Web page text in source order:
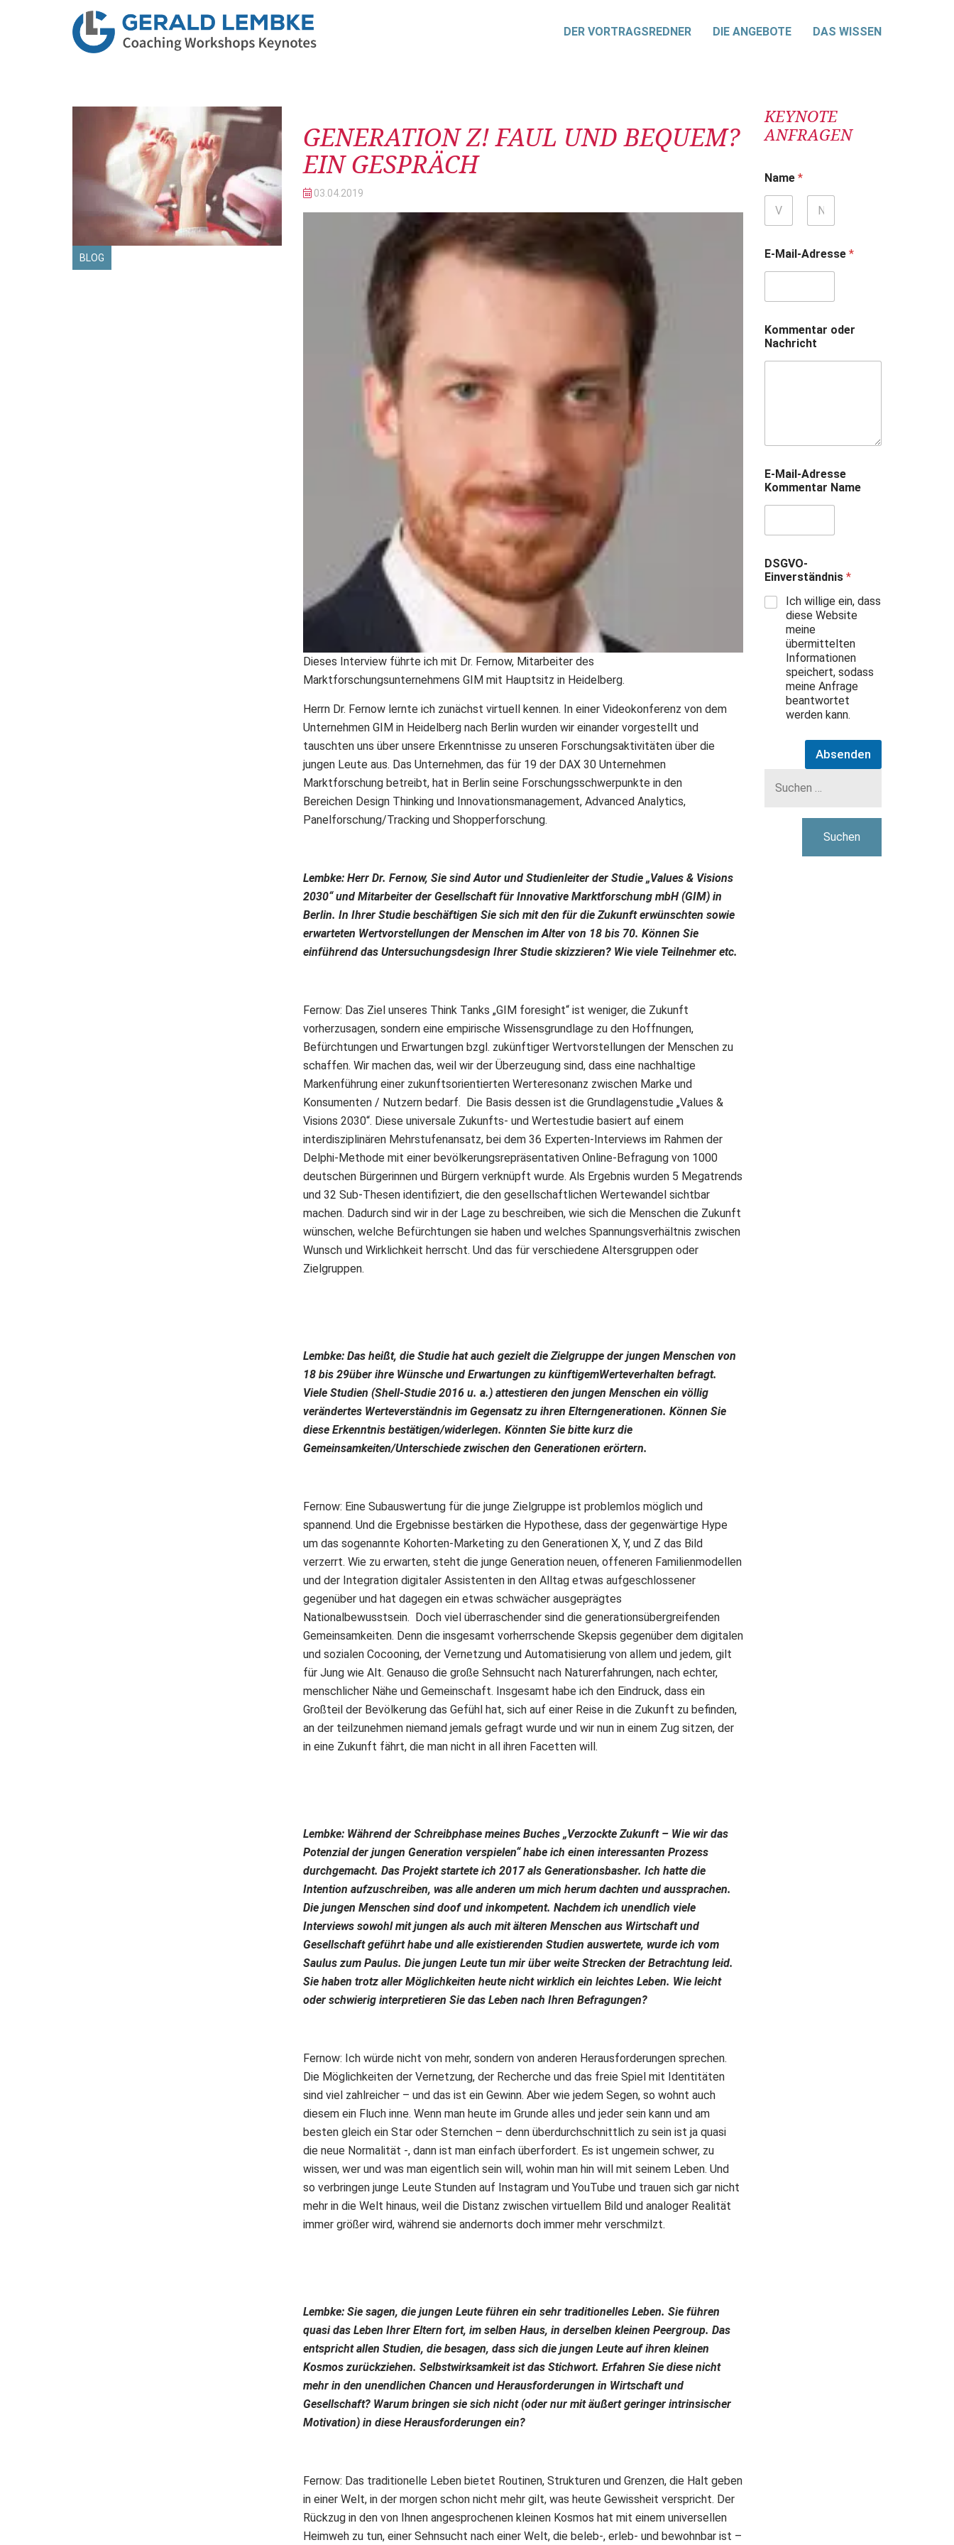
DER VORTRAGSREDNER DIE ANGEBOTE DAS WISSEN
BLOG
GENERATION Z! FAUL UND BEQUEM?
EIN GESPRÄCH
03.04. 2019
Dieses Interview führte ich mit Dr. Fernow, Mitarbeiter des
Marktforschungsunternehmens GIM mit Hauptsitz in Heidelberg.
Herrn Dr. Fernow lernte ich zunächst virtuell kennen. In einer Videokonferenz von dem
Unternehmen GIM in Heidelberg nach Berlin wurden wir einander vorgestellt und
tauschten uns über unsere Erkenntnisse zu unseren Forschungsaktivitäten über die
jungen Leute aus. Das Unternehmen, das für 19 der DAX 30 Unternehmen
Marktforschung betreibt, hat in Berlin seine Forschungsschwerpunkte in den
Bereichen Design Thinking und Innovationsmanagement, Advanced Analytics,
Panelforschung/Tracking und Shopperforschung.
Lembke: Herr Dr. Fernow, Sie sind Autor und Studienleiter der Studie „Values & Visions
2030“ und Mitarbeiter der Gesellschaft für Innovative Marktforschung mbH (GIM) in
Berlin. In Ihrer Studie beschäftigen Sie sich mit den für die Zukunft erwünschten sowie
erwarteten Wertvorstellungen der Menschen im Alter von 18 bis 70. Können Sie
einführend das Untersuchungsdesign Ihrer Studie skizzieren? Wie viele Teilnehmer etc.
Fernow: Das Ziel unseres Think Tanks „GIM foresight“ ist weniger, die Zukunft
vorherzusagen, sondern eine empirische Wissensgrundlage zu den Hoffnungen,
Befürchtungen und Erwartungen bzgl. zukünftiger Wertvorstellungen der Menschen zu
schaffen. Wir machen das, weil wir der Überzeugung sind, dass eine nachhaltige
Markenführung einer zukunftsorientierten Werteresonanz zwischen Marke und
Konsumenten / Nutzern bedarf. Die Basis dessen ist die Grundlagenstudie „Values &
Visions 2030“. Diese universale Zukunfts- und Wertestudie basiert auf einem
interdisziplinären Mehrstufenansatz, bei dem 36 Experten-Interviews im Rahmen der
Delphi-Methode mit einer bevölkerungsrepräsentativen Online-Befragung von 1000
deutschen Bürgerinnen und Bürgern verknüpft wurde. Als Ergebnis wurden 5 Megatrends
und 32 Sub-Thesen identifiziert, die den gesellschaftlichen Wertewandel sichtbar
machen. Dadurch sind wir in der Lage zu beschreiben, wie sich die Menschen die Zukunft
wünschen, welche Befürchtungen sie haben und welches Spannungsverhältnis zwischen
Wunsch und Wirklichkeit herrscht. Und das für verschiedene Altersgruppen oder
Zielgruppen.
Lembke: Das heißt, die Studie hat auch gezielt die Zielgruppe der jungen Menschen von
18 bis 29über ihre Wünsche und Erwartungen zu künftigemWerteverhalten befragt.
Viele Studien (Shell-Studie 2016 u. a.) attestieren den jungen Menschen ein völlig
verändertes Werteverständnis im Gegensatz zu ihren Elterngenerationen. Können Sie
diese Erkenntnis bestätigen/widerlegen. Könnten Sie bitte kurz die
Gemeinsamkeiten/Unterschiede zwischen den Generationen erörtern.
Fernow: Eine Subauswertung für die junge Zielgruppe ist problemlos möglich und
spannend. Und die Ergebnisse bestärken die Hypothese, dass der gegenwärtige Hype
um das sogenannte Kohorten-Marketing zu den Generationen X, Y, und Z das Bild
verzerrt. Wie zu erwarten, steht die junge Generation neuen, offeneren Familienmodellen
und der Integration digitaler Assistenten in den Alltag etwas aufgeschlossener
gegenüber und hat dagegen ein etwas schwächer ausgeprägtes
Nationalbewusstsein. Doch viel überraschender sind die generationsübergreifenden
Gemeinsamkeiten. Denn die insgesamt vorherrschende Skepsis gegenüber dem digitalen
und sozialen Cocooning, der Vernetzung und Automatisierung von allem und jedem, gilt
für Jung wie Alt. Genauso die große Sehnsucht nach Naturerfahrungen, nach echter,
menschlicher Nähe und Gemeinschaft. Insgesamt habe ich den Eindruck, dass ein
Großteil der Bevölkerung das Gefühl hat, sich auf einer Reise in die Zukunft zu befinden,
an der teilzunehmen niemand jemals gefragt wurde und wir nun in einem Zug sitzen, der
in eine Zukunft fährt, die man nicht in all ihren Facetten will.
Lembke: Während der Schreibphase meines Buches „Verzockte Zukunft – Wie wir das
Potenzial der jungen Generation verspielen“ habe ich einen interessanten Prozess
durchgemacht. Das Projekt startete ich 2017 als Generationsbasher. Ich hatte die
Intention aufzuschreiben, was alle anderen um mich herum dachten und aussprachen.
Die jungen Menschen sind doof und inkompetent. Nachdem ich unendlich viele
Interviews sowohl mit jungen als auch mit älteren Menschen aus Wirtschaft und
Gesellschaft geführt habe und alle existierenden Studien auswertete, wurde ich vom
Saulus zum Paulus. Die jungen Leute tun mir über weite Strecken der Betrachtung leid.
Sie haben trotz aller Möglichkeiten heute nicht wirklich ein leichtes Leben. Wie leicht
oder schwierig interpretieren Sie das Leben nach Ihren Befragungen?
Fernow: Ich würde nicht von mehr, sondern von anderen Herausforderungen sprechen.
Die Möglichkeiten der Vernetzung, der Recherche und das freie Spiel mit Identitäten
sind viel zahlreicher – und das ist ein Gewinn. Aber wie jedem Segen, so wohnt auch
diesem ein Fluch inne. Wenn man heute im Grunde alles und jeder sein kann und am
besten gleich ein Star oder Sternchen – denn überdurchschnittlich zu sein ist ja quasi
die neue Normalität -, dann ist man einfach überfordert. Es ist ungemein schwer, zu
wissen, wer und was man eigentlich sein will, wohin man hin will mit seinem Leben. Und
so verbringen junge Leute Stunden auf Instagram und YouTube und trauen sich gar nicht
mehr in die Welt hinaus, weil die Distanz zwischen virtuellem Bild und analoger Realität
immer größer wird, während sie andernorts doch immer mehr verschmilzt.
Lembke: Sie sagen, die jungen Leute führen ein sehr traditionelles Leben. Sie führen
quasi das Leben Ihrer Eltern fort, im selben Haus, in derselben kleinen Peergroup. Das
entspricht allen Studien, die besagen, dass sich die jungen Leute auf ihren kleinen
Kosmos zurückziehen. Selbstwirksamkeit ist das Stichwort. Erfahren Sie diese nicht
mehr in den unendlichen Chancen und Herausforderungen in Wirtschaft und
Gesellschaft? Warum bringen sie sich nicht (oder nur mit äußert geringer intrinsischer
Motivation) in diese Herausforderungen ein?
Fernow: Das traditionelle Leben bietet Routinen, Strukturen und Grenzen, die Halt geben
in einer Welt, in der morgen schon nicht mehr gilt, was heute Gewissheit verspricht. Der
Rückzug in den von Ihnen angesprochenen kleinen Kosmos hat mit einem universellen
Heimweh zu tun, einer Sehnsucht nach einer Welt, die beleb-, erleb- und bewohnbar ist –
KEYNOTE
ANFRAGEN
Name *
E-Mail-Adresse *
Kommentar oder
Nachricht
E-Mail-Adresse
Kommentar Name
DSGVO-
Einverständnis *
Ich willige ein, dass
diese Website
meine
übermittelten
Informationen
speichert, sodass
meine Anfrage
beantwortet
werden kann.
Absenden